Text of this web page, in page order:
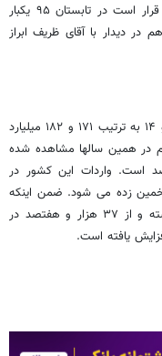
خارجه نیوزیلند در سال ۹۳ به ایران سفر کرد و قرار است در تابستان ۹۵ یکبار
دیدار با آقای ظریف ابراز
تولید ناخالص داخلی این کشور در سالهای ۲۰۱۳ و ۱۴ به ترتیب ۱۷۱ و ۱۸۲ میلیارد
اقتصادی ۱.۴ و ۱ درصدی هم در همین سالها مشاهده شده
در نیوزیلند هم حدود ۵ درصد است. واردات این کشور در
۵۱ میلیارد دلار تخمین زده می شود. ضمن اینکه
درآمد سرانه در این کشور هم روند صعودی داشته و از ۳۷ هزار و هفتصد در